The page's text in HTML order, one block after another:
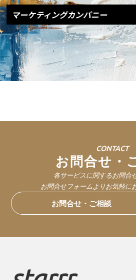
マーケティングカンパニー
CONTACT
お問合せ・
各サービスに関するお問合
お問合せフォームよりお気軽に
お問合せ・ご相談